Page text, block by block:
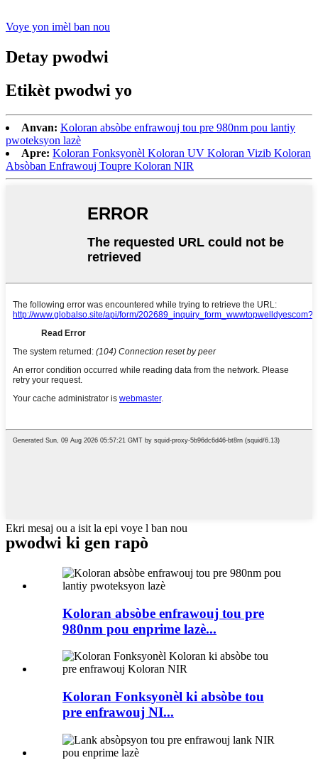
Voye yon imèl ban nou
Detay pwodwi
Etikèt pwodwi yo
Anvan: Koloran absòbe enfrawouj tou pre 980nm pou lantiy
pwoteksyon lazè
Apre: Koloran Fonksyonèl Koloran UV Koloran Vizib Koloran
Absòban Enfrawouj Toupre Koloran NIR
Ekri mesaj ou a isit la epi voye l ban nou
pwodwi ki gen rapò
Koloran absòbe enfrawouj tou pre
980nm pou enprime lazè...
Koloran Fonksyonèl ki absòbe tou
pre enfrawouj NI...